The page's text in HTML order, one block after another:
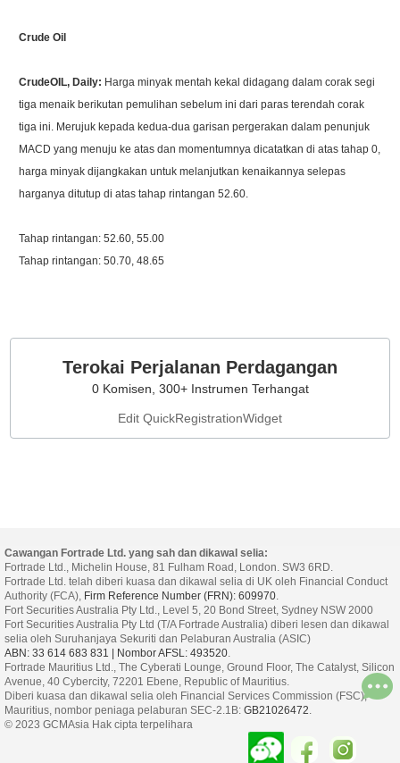
Crude Oil
CrudeOIL, Daily: Harga minyak mentah kekal didagang dalam corak segi
tiga menaik berikutan pemulihan sebelum ini dari paras terendah corak
tiga ini. Merujuk kepada kedua-dua garisan pergerakan dalam penunjuk
MACD yang menuju ke atas dan momentumnya dicatatkan di atas tahap 0,
harga minyak dijangkakan untuk melanjutkan kenaikannya selepas
harganya ditutup di atas tahap rintangan 52.60.
Tahap rintangan: 52.60, 55.00
Tahap rintangan: 50.70, 48.65
Terokai Perjalanan Perdagangan
0 Komisen, 300+ Instrumen Terhangat
Edit QuickRegistrationWidget
Cawangan Fortrade Ltd. yang sah dan dikawal selia:
Fortrade Ltd., Michelin House, 81 Fulham Road, London. SW3 6RD.
Fortrade Ltd. telah diberi kuasa dan dikawal selia di UK oleh Financial Conduct
Authority (FCA), Firm Reference Number (FRN): 609970
Fort Securities Australia Pty Ltd., Level 5, 20 Bond Street, Sydney NSW 2000
Fort Securities Australia Pty Ltd (T/A Fortrade Australia) diberi lesen dan dikawal
selia oleh Suruhanjaya Sekuriti dan Pelaburan Australia (ASIC)
ABN: 33 614 683 831 | Nombor AFSL: 493520
Fortrade Mauritius Ltd., The Cyberati Lounge, Ground Floor, The Catalyst, Silicon
Avenue, 40 Cybercity, 72201 Ebene, Republic of Mauritius.
Diberi kuasa dan dikawal selia oleh Financial Services Commission (FSC),
Mauritius, nombor peniaga pelaburan SEC-2.1B: GB21026472
© 2023 GCMAsia Hak cipta terpelihara